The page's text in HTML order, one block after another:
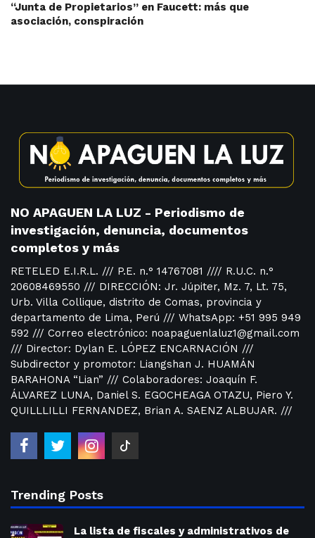
“Junta de Propietarios” en Faucett: más que
asociación, conspiración
NO APAGUEN LA LUZ - Periodismo de
investigación, denuncia, documentos
completos y más
RETELED E.I.R.L. /// P.E. n.° 14767081 //// R.U.C. n.°
20608469550 /// DIRECCIÓN: Jr. Júpiter, Mz. 7, Lt. 75,
Urb. Villa Collique, distrito de Comas, provincia y
departamento de Lima, Perú /// WhatsApp: +51 995 949
592 /// Correo electrónico: noapaguenlaluz1@gmail.com
/// Director: Dylan E. LÓPEZ ENCARNACIÓN ///
Subdirector y promotor: Liangshan J. HUAMÁN
BARAHONA “Lian” /// Colaboradores: Joaquín F.
ÁLVAREZ LUNA, Daniel S. EGOCHEAGA OTAZU, Piero Y.
QUILLLILLI FERNANDEZ, Brian A. SAENZ ALBUJAR. ///
Trending Posts
La lista de fiscales y administrativos de